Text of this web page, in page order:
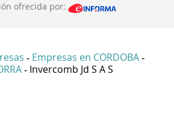
ofrecida por:
- Empresas en CORDOBA -
- Invercomb Jd S A S